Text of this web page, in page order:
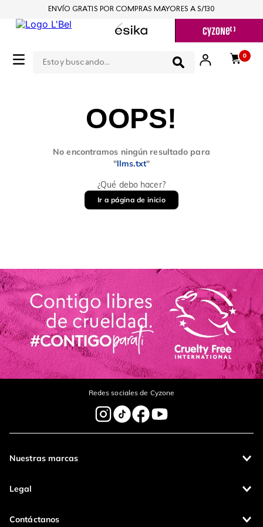
0
ENVÍO GRATIS POR COMPRAS MAYORES A S/130
OOPS!
No encontramos ningún resultado para
"llms.txt"
¿Qué debo hacer?
Ir a página de inicio
Redes sociales de Cyzone
Nuestras marcas
Legal
Contáctanos